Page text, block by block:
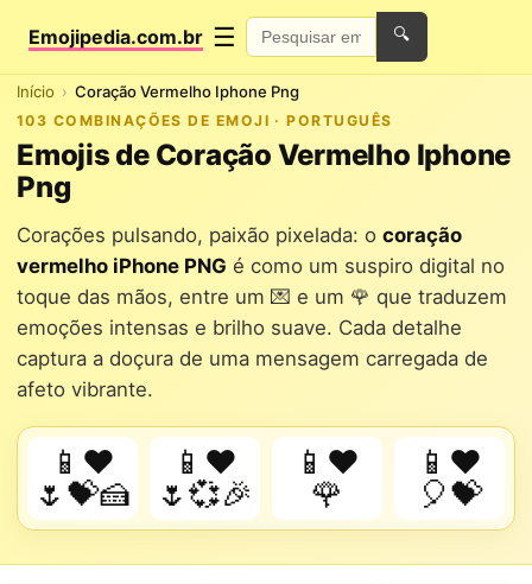
Emojipedia.com.br ☰ 🔍
Início Coração Vermelho Iphone Png
103 COMBINAÇÕES DE EMOJI · PORTUGUÊS
Emojis de Coração Vermelho Iphone
Png
Corações pulsando, paixão pixelada: o coração
vermelho iPhone PNG é como um suspiro digital no
toque das mãos, entre um 💌 e um 🌹 que traduzem
emoções intensas e brilho suave. Cada detalhe
captura a doçura de uma mensagem carregada de
afeto vibrante.
📱❤️
🌷💝🍰
📱❤️
🌷💞🎉
📱❤️
🌹
📱❤️
🎈💝